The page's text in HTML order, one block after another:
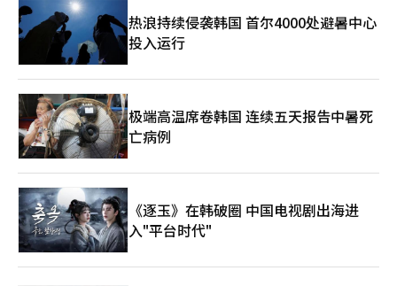
商品结构的变化促进了盈利能力的改善。CU的整体销售中，食品
和加工食品的比例分别比去年提高了0.4个百分点和0.9个百分点，
而相对利润率较低的烟草比例则下降。“可吃的甜点”和方便食
品“PBICK更厨房”等差异化商品的销售扩展也为盈利改善提供了
支持。 两大便利店的良好业绩表明，行业竞争已从“门店数
量”转向“店均销售”。根据产业通商资源部的数据，截至去年
底，便利店四家（GS25、CU、7-11、E-Mart 24）的门店数量为
53326家，比去年减少1586家。年基准上门店数量的减少是自
1988年便利店在韩国引入以来首次。 GS25的门店数量从2024年
的18112家减少至去年的18005家，首次出现负增长，减少了107
家。CU在去年底的门店数量为18711家，是四家中唯一增加的，
但在新开门店中扣除关停门店后的年净增门店数量从2023年的975
家减少到2024年的696家，去年降至253家。 由于核心商圈饱和，
竞争策略已从积极增加新门店转向改善现有门店的商品和位置。
CU正在扩大购物特化店和“智能杂货店”，并在外国游客频繁光
顾的明洞、弘大、成寿等地加强K-拉面、零食和即食食品等符合游
热浪持续侵袭韩国 首尔4000处避暑中心
投入运行
极端高温席卷韩国 连续五天报告中暑死
亡病例
《逐玉》在韩破圈 中国电视剧出海进
入"平台时代"